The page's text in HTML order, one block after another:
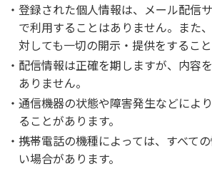
登録された個人情報は、メール配信
で利用することはありません。また
対しても一切の開示・提供をすること
配信情報は正確を期しますが、内容
ありません。
通信機器の状態や障害発生などによ
ることがあります。
携帯電話の機種によっては、すべて
い場合があります。